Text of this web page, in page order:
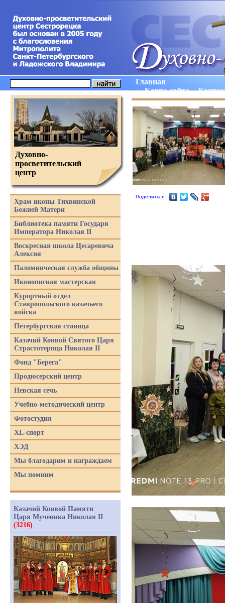
Главная
Карта сайта
Поделиться
Духовно-
просветительский
центр
Храм иконы Тихвинской
Божией Матери
Библиотека памяти Государя
Императора Николая II
Воскресная школа Цесаревича
Алексия
Паломническая служба общины
Иконописная мастерская
Курортный отдел
Ставропольского казачьего
войска
Петербургская станица
Казачий Конвой Святого Царя
Страстотерпца Николая II
Фонд "Берега"
Продюсерский центр
Невская сечь
Учебно-методический центр
Фотостудия
XL-спорт
ХЭД
Мы благодарим и награждаем
Мы помним
Казачий Конвой Памяти
Царя Мученика Николая II
(3216)